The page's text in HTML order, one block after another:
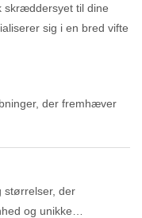
skræddersyet til dine
sig i en bred vifte
der fremhæver
størrelser, der
og unikke